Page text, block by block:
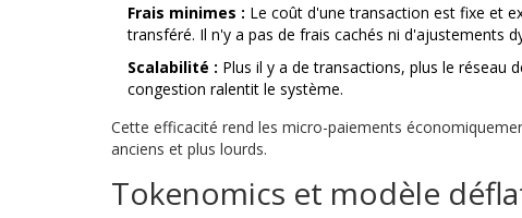
Frais minimes : Le coût d'une transaction est fixe et
transféré. Il n'y a pas de frais cachés ni d'ajustements
Scalabilité : Plus il y a de transactions, plus le réseau
congestion ralentit le système.
Cette efficacité rend les micro-paiements
anciens et plus lourds.
Tokenomics et modèle